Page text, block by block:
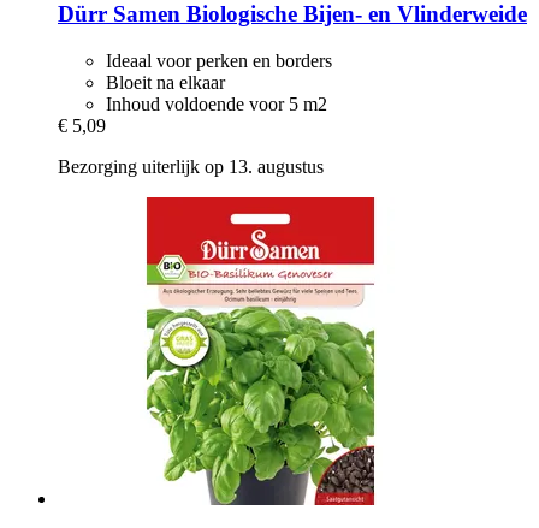
Dürr Samen Biologische Bijen-​ en Vlinderweide
Ideaal voor perken en borders
Bloeit na elkaar
Inhoud voldoende voor 5 m2
€ 5,09
Bezorging uiterlijk op 13. augustus